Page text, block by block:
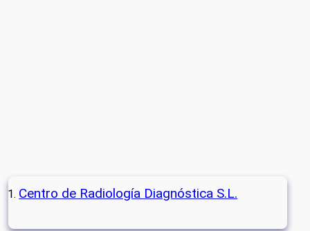
Centro de Radiología Diagnóstica S.L.